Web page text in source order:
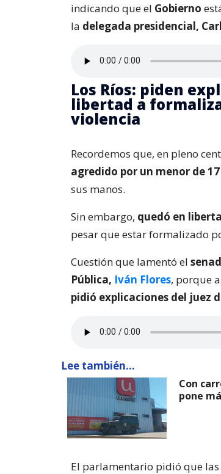
indicando que el Gobierno
la delegada presidencial,
Los Ríos: piden
libertad a
violencia
Recordemos que, en pleno
agredido por un menor de
sus manos.
Sin embargo, quedó en
pesar que estar formalizado
Cuestión que lamentó el
Pública, Iván Flores, porque
pidió explicaciones del juez
Lee también...
Con
pone
El parlamentario pidió que